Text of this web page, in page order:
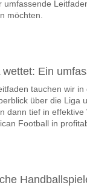
möchten.
Ein
tauchen wir
über die Liga
dann tief in
Football in